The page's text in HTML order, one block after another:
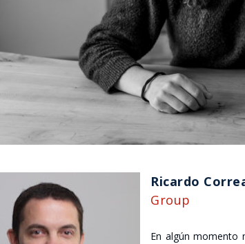
Ricar­do
Group
En algún momen­to